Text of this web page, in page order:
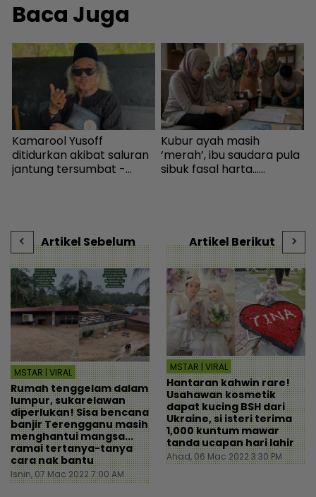
Baca Juga
Kamarool Yusoff
ditidurkan akibat saluran
jantung tersumbat -
Kubur ayah masih
‘merah’, ibu saudara pula
sibuk fasal harta...
Artikel Sebelum
MSTAR | VIRAL
Rumah tenggelam dalam
lumpur, sukarelawan
diperlukan! Sisa bencana
banjir Terengganu masih
menghantui mangsa...
ramai tertanya-tanya
cara nak bantu
Isnin, 07 Mac 2022 7:00 AM
Artikel Berikut
MSTAR | VIRAL
Hantaran kahwin rare!
Usahawan kosmetik
dapat kucing BSH dari
Ukraine, si isteri terima
1,000 kuntum mawar
tanda ucapan hari lahir
Ahad, 06 Mac 2022 3:30 PM